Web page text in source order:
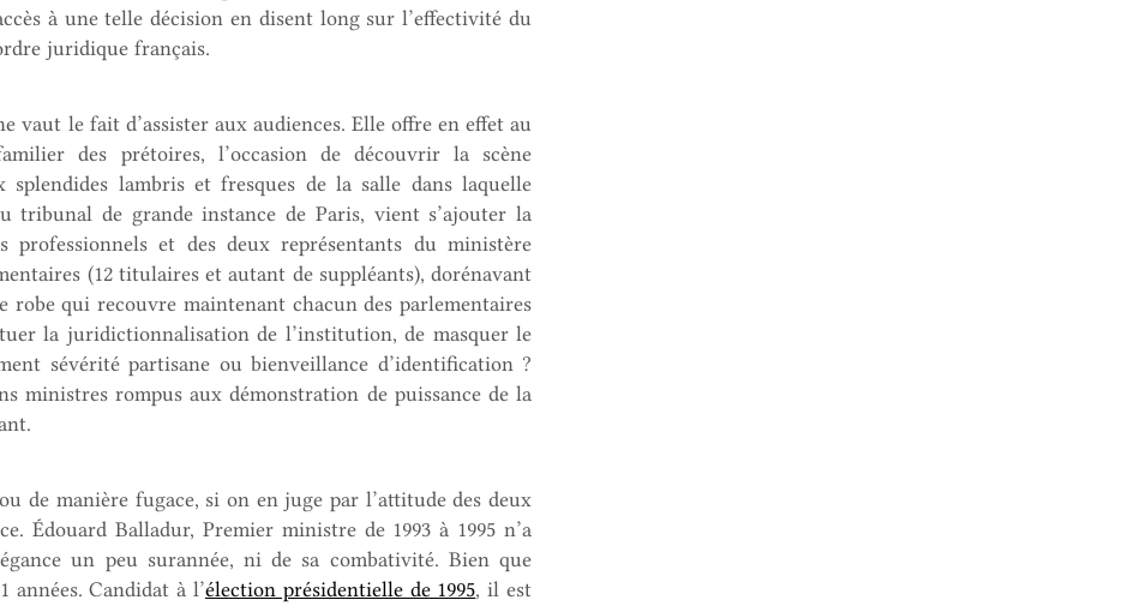
à une telle décision en disent long sur l’effectivité du
juridique français.
vaut le fait d’assister aux audiences. Elle offre en effet au
des prétoires, l’occasion de découvrir la scène
lambris et fresques de la salle dans laquelle
tribunal de grande instance de Paris, vient s’ajouter la
professionnels et des deux représentants du ministère
(12 titulaires et autant de suppléants), dorénavant
qui recouvre maintenant chacun des parlementaires
la juridictionnalisation de l’institution, de masquer le
sévérité partisane ou bienveillance d’identification ?
ministres rompus aux démonstration de puissance de la
de manière fugace, si on en juge par l’attitude des deux
Édouard Balladur, Premier ministre de 1993 à 1995 n’a
un peu surannée, ni de sa combativité. Bien que
années. Candidat à l’élection présidentielle de 1995, il est